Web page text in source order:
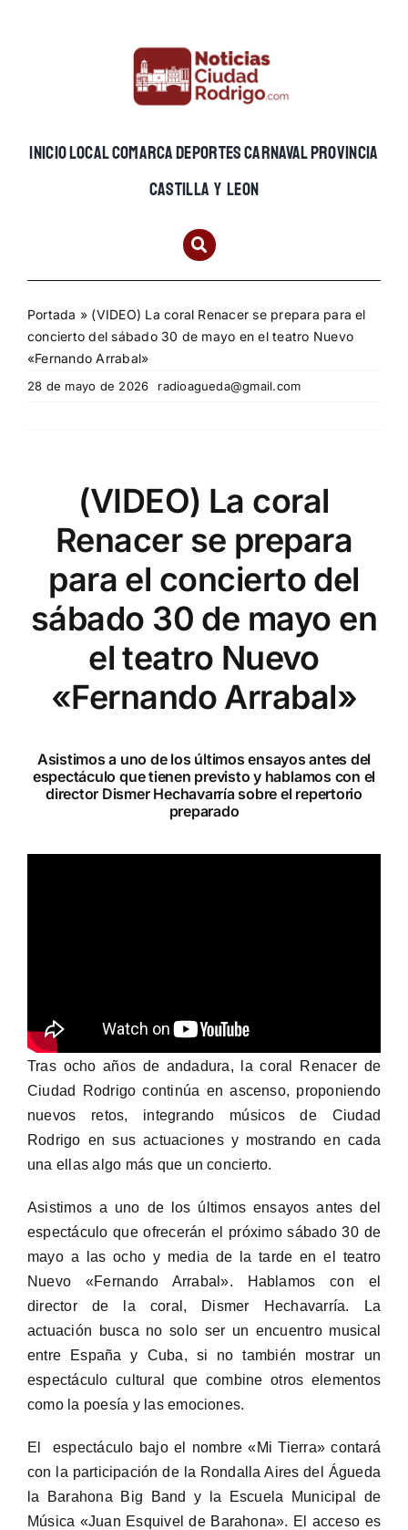
INICIOLOCALCOMARCADEPORTESCARNAVALPROVINCIA
CASTILLA Y LEON
Portada » (VIDEO) La coral Renacer se prepara para el
concierto del sábado 30 de mayo en el teatro Nuevo
«Fernando Arrabal»
28 de mayo de 2026 radioagueda@gmail.com
(VIDEO) La coral
Renacer se prepara
para el concierto del
sábado 30 de mayo en
el teatro Nuevo
«Fernando Arrabal»
Asistimos a uno de los últimos ensayos antes del
espectáculo que tienen previsto y hablamos con el
director Dismer Hechavarría sobre el repertorio
preparado
Tras ocho años de andadura, la coral Renacer de
Ciudad Rodrigo continúa en ascenso, proponiendo
nuevos retos, integrando músicos de Ciudad
Rodrigo en sus actuaciones y mostrando en cada
una ellas algo más que un concierto.
Asistimos a uno de los últimos ensayos antes del
espectáculo que ofrecerán el próximo sábado 30 de
mayo a las ocho y media de la tarde en el teatro
Nuevo «Fernando Arrabal». Hablamos con el
director de la coral, Dismer Hechavarría. La
actuación busca no solo ser un encuentro musical
entre España y Cuba, si no también mostrar un
espectáculo cultural que combine otros elementos
como la poesía y las emociones.
El espectáculo bajo el nombre «Mi Tierra» contará
con la participación de la Rondalla Aires del Águeda
la Barahona Big Band y la Escuela Municipal de
Música «Juan Esquivel de Barahona». El acceso es